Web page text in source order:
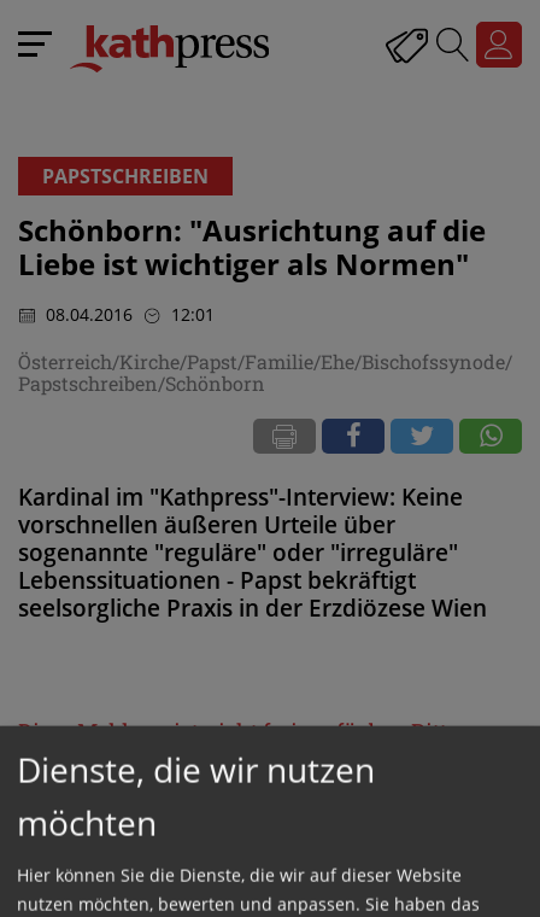
PAPSTSCHREIBEN
Schönborn: "Ausrichtung auf die
Liebe ist wichtiger als Normen"
08.04.2016 12:01
Österreich/Kirche/Papst/Familie/Ehe/Bischofssynode/
Papstschreiben/Schönborn
Kardinal im "Kathpress"-Interview: Keine
vorschnellen äußeren Urteile über
sogenannte "reguläre" oder "irreguläre"
Lebenssituationen - Papst bekräftigt
seelsorgliche Praxis in der Erzdiözese Wien
Diese Meldung ist nicht frei verfügbar. Bitte
loggen Sie sich ein, oder bestellen Sie das
Produkt
GESCHÜTZTER BEREICH
Dienste, die wir nutzen
möchten
Hier können Sie die Dienste, die wir auf dieser Website
nutzen möchten, bewerten und anpassen. Sie haben das